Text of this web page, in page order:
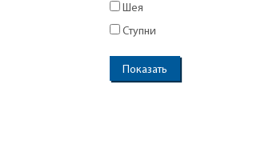
Шея
Ступни